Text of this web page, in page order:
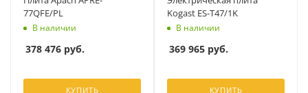
77QFE/PL
В наличии
378 476 руб.
КУПИТЬ
Kogast ES-T47/1K
В наличии
369 965 руб.
КУПИТЬ